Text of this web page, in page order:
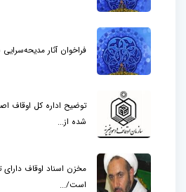
فراخوان آثار
توضیح اداره کل
شده از...
مخزن اسناد اوقاف دارای
است/...